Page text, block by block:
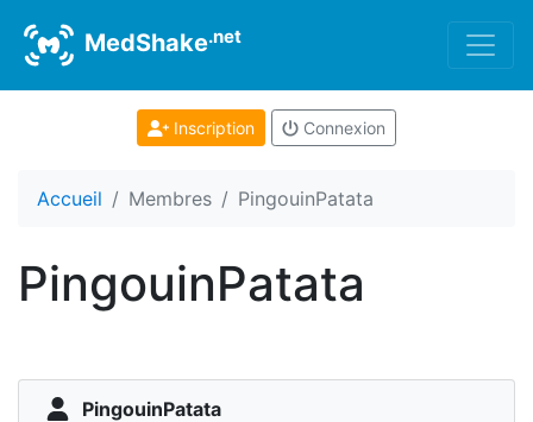
MedShake.net
Inscription Connexion
Accueil Membres PingouinPatata
PingouinPatata
PingouinPatata